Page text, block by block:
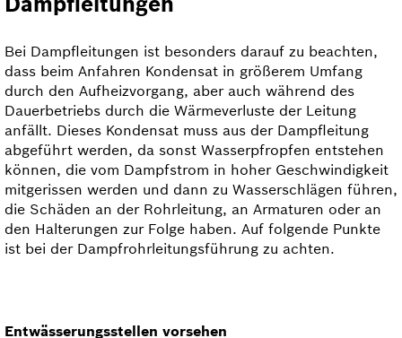
Bei Dampfleitungen ist besonders darauf zu beachten,
dass beim Anfahren Kondensat in größerem Um­fang
durch den Aufheizvorgang, aber auch während des
Dauerbetriebs durch die Wärmeverluste der Lei­tung
anfällt. Dieses Kondensat muss aus der Dampfleitung
abgeführt werden, da sonst Wasser­pfropfen entstehen
können, die vom Dampfstrom in hoher Geschwindigkeit
mitgerissen werden und dann zu Wasser­­schlägen führen,
die Schäden an der Rohrleitung, an Armaturen oder an
den Halterungen zur Folge haben. Auf folgende Punkte
ist bei der Dampfrohrleitungsführung zu achten.
Entwässerungsstellen vorsehen